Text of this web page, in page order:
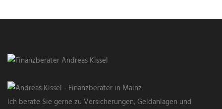
Ich berate Sie gerne zu Versicherungen, Geldanlagen und